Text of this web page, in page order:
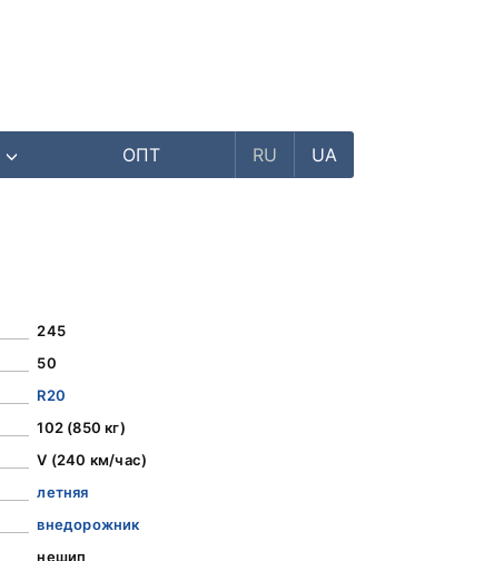
ОПТ RU UA
245
50
R20
102 (850 кг)
V (240 км/час)
летняя
внедорожник
нешип